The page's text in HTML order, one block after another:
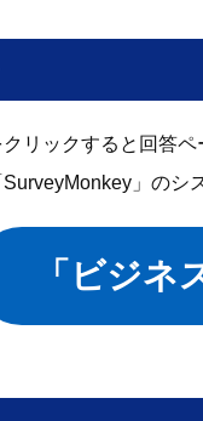
リックすると回答ペ
」のシ
「ビジネ